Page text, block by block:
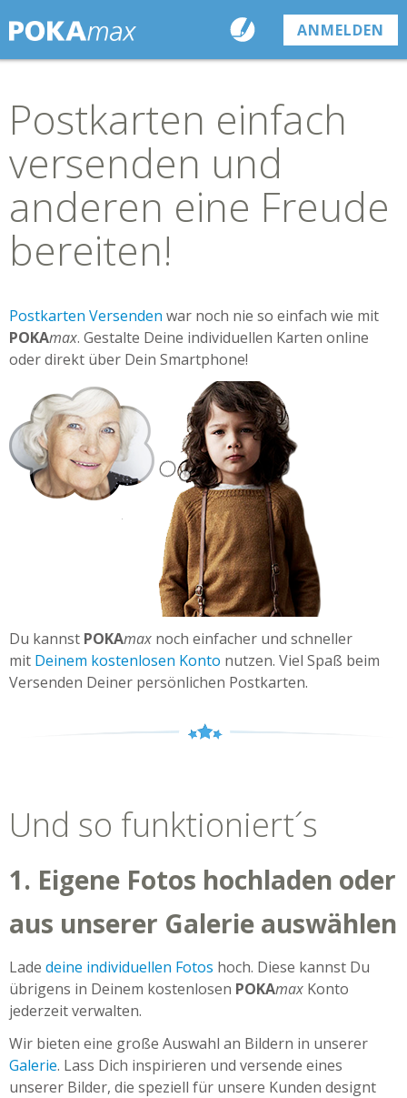
ANMELDEN
Postkarten einfach
versenden und
anderen eine Freude
bereiten!
Postkarten Versenden war noch nie so einfach wie mit
POKAmax. Gestalte Deine individuellen Karten online
oder direkt über Dein Smartphone!
Du kannst POKAmax noch einfacher und schneller
mit Deinem kostenlosen Konto nutzen. Viel Spaß beim
Versenden Deiner persönlichen Postkarten.
Und so funktioniert´s
1. Eigene Fotos hochladen oder
aus unserer Galerie auswählen
Lade deine individuellen Fotos hoch. Diese kannst Du
übrigens in Deinem kostenlosen POKAmax Konto
jederzeit verwalten.
Wir bieten eine große Auswahl an Bildern in unserer
Galerie. Lass Dich inspirieren und versende eines
unserer Bilder, die speziell für unsere Kunden designt